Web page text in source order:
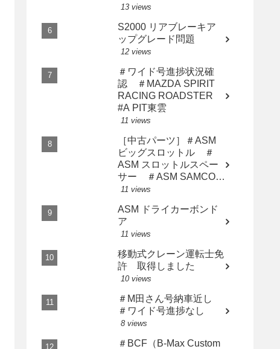
13 views
S2000 リアブレーキア
ップグレード問題
12 views
＃ワイド号進捗状況確
認 ＃MAZDA SPIRIT
RACING ROADSTER
#A PIT東雲
11 views
［中古パーツ］＃ASM
ビッグスロットル ＃
ASM スロットルスペー
サー ＃ASM SAMCO
インテークホース AP2
11 views
ASM ドライカーボンド
ア
11 views
移動式クレーン運転士免
許 取得しました
10 views
＃M田さん号納車近し
＃ワイド号進捗なし
8 views
＃BCF（B-Max Custom